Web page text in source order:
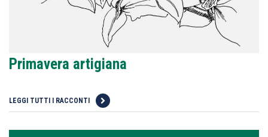
Primavera artigiana
LEGGI TUTTI I RACCONTI